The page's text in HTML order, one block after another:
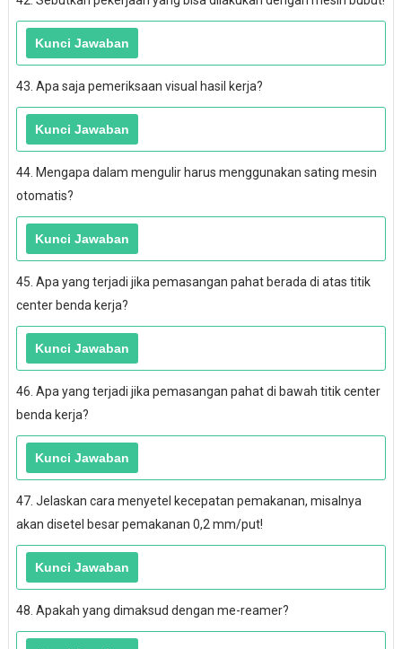
43. Apa saja pemeriksaan visual hasil kerja?
44. Mengapa dalam mengulir harus menggunakan sating mesin
otomatis?
45. Apa yang terjadi jika pemasangan pahat berada di atas titik
center benda kerja?
46. Apa yang terjadi jika pemasangan pahat di bawah titik center
benda kerja?
47. Jelaskan cara menyetel kecepatan pemakanan, misalnya
akan disetel besar pemakanan 0,2 mm/put!
48. Apakah yang dimaksud dengan me-reamer?